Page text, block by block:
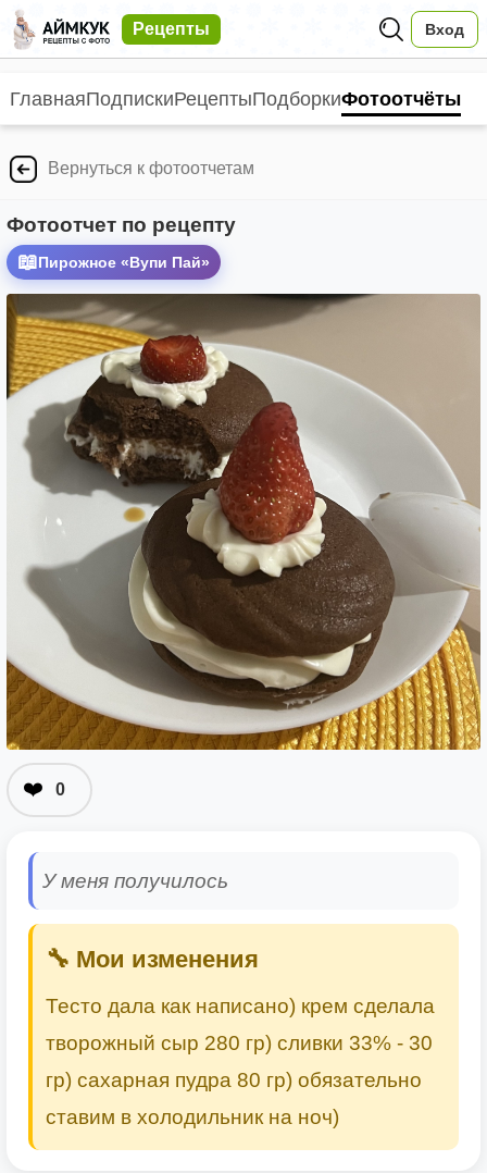
Рецепты Вход
ГлавнаяПодпискиРецептыПодборкиФотоотчёты
Вернуться к фотоотчетам
Фотоотчет по рецепту
📖Пирожное «Вупи Пай»
❤️ 0
У меня получилось
🔧 Мои изменения
Тесто дала как написано) крем сделала
творожный сыр 280 гр) сливки 33% - 30
гр) сахарная пудра 80 гр) обязательно
ставим в холодильник на ноч)